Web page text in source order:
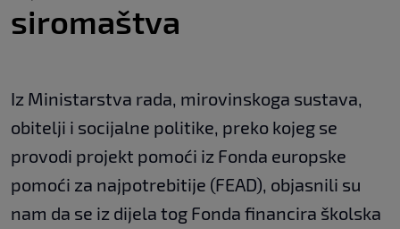
siromaštva
Iz Ministarstva rada, mirovinskoga sustava,
obitelji i socijalne politike, preko kojeg se
provodi projekt pomoći iz Fonda europske
pomoći za najpotrebitije (FEAD), objasnili su
nam da se iz dijela tog Fonda financira školska